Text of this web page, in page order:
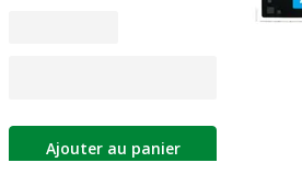
Ajouter au panier